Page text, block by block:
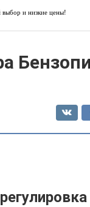
выбор и низкие цены!